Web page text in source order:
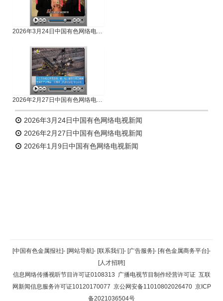
2026年3月24日中国有色网络电视新闻
2026年2月27日中国有色网络电视新闻
2026年3月24日中国有色网络电视新闻
2026年2月27日中国有色网络电视新闻
2026年1月9日中国有色网络电视新闻
返回顶部
返回首页
[中国有色金属报社]- [网站导航]- [联系我们]- [广告服务]- [有色金属商务平台]-
[人才招聘]
信息网络传播视听节目许可证0108313 广播电视节目制作经营许可证 互联
网新闻信息服务许可证10120170077 京公网安备11010802026470 京ICP
备2021036504号